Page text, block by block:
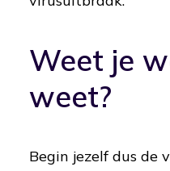
Weet je
weet?
Begin jezelf dus de